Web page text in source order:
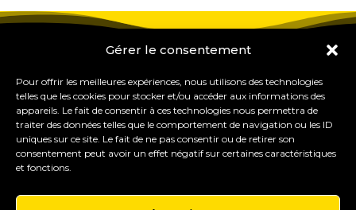
Gérer le consentement
Pour offrir les meilleures expériences, nous utilisons des technologies
telles que les cookies pour stocker et/ou accéder aux informations des
appareils. Le fait de consentir à ces technologies nous permettra de
traiter des données telles que le comportement de navigation ou les ID
uniques sur ce site. Le fait de ne pas consentir ou de retirer son
consentement peut avoir un effet négatif sur certaines caractéristiques
et fonctions.